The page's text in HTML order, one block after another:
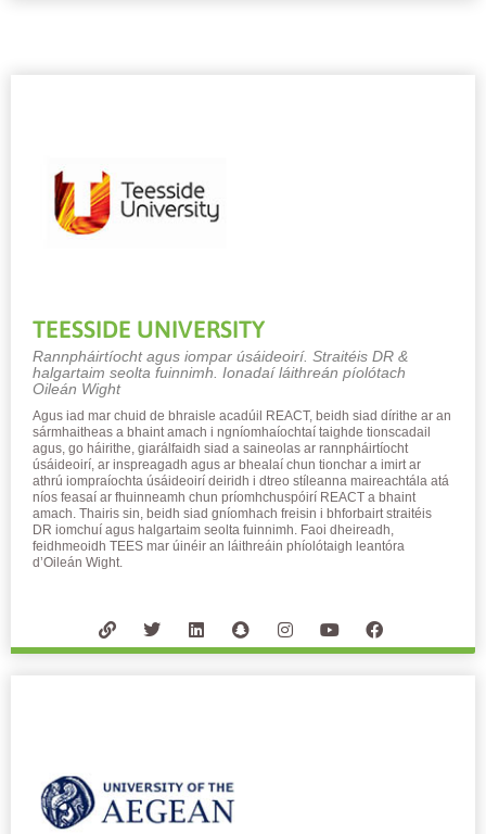
TEESSIDE UNIVERSITY
Rannpháirtíocht agus iompar úsáideoirí. Straitéis DR &
halgartaim seolta fuinnimh. Ionadaí láithreán píolótach
Oileán Wight
Agus iad mar chuid de bhraisle acadúil REACT, beidh siad dírithe ar an
sármhaitheas a bhaint amach i ngníomhaíochtaí taighde tionscadail
agus, go háirithe, giarálfaidh siad a saineolas ar rannpháirtíocht
úsáideoirí, ar inspreagadh agus ar bhealaí chun tionchar a imirt ar
athrú iompraíochta úsáideoirí deiridh i dtreo stíleanna maireachtála atá
níos feasaí ar fhuinneamh chun príomhchuspóirí REACT a bhaint
amach. Thairis sin, beidh siad gníomhach freisin i bhforbairt straitéis
DR iomchuí agus halgartaim seolta fuinnimh. Faoi dheireadh,
feidhmeoidh TEES mar úinéir an láithreáin phíolótaigh leantóra
d’Oileán Wight.